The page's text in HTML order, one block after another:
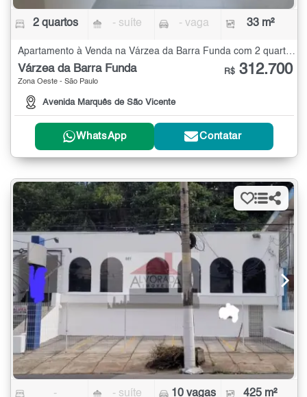
2 quartos - suíte - vaga 33 m²
Apartamento à Venda na Várzea da Barra Funda com 2 quartos - 33 m²
Várzea da Barra Funda
Zona Oeste - São Paulo
Avenida Marquês de São Vicente
R$ 312.700
WhatsApp Contatar
- - suíte 10 vagas 425 m²